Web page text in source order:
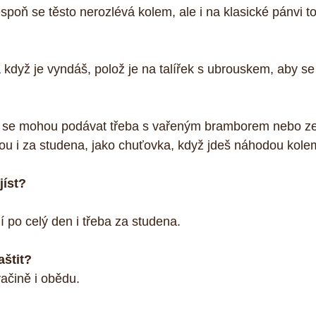
se těsto nerozlévá kolem, ale i na klasické pánvi
když je vyndáš, polož je na talířek s ubrouskem, aby
mohou podávat třeba s vařeným bramborem nebo
i za studena, jako chuťovka, když jdeš náhodou
po celý den i třeba za studena.
i obědu.